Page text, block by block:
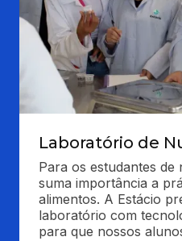
Laboratório de
Para os estudantes de
suma importância a
alimentos. A Estácio
laboratório com
para que nossos